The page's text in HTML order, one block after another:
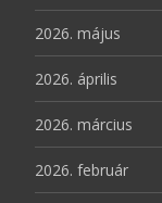
2026. május
2026. április
2026. március
2026. február